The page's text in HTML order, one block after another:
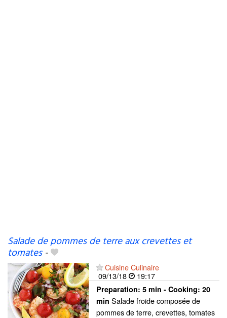
Salade de pommes de terre aux crevettes et
tomates-
Cuisine Culinaire
09/13/18
19:17
Preparation: 5 min - Cooking: 20
min Salade froide composée de
pommes de terre, crevettes, tomates